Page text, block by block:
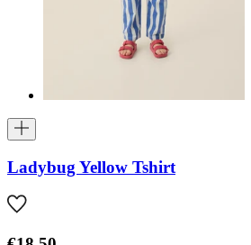
Ladybug Yellow Tshirt